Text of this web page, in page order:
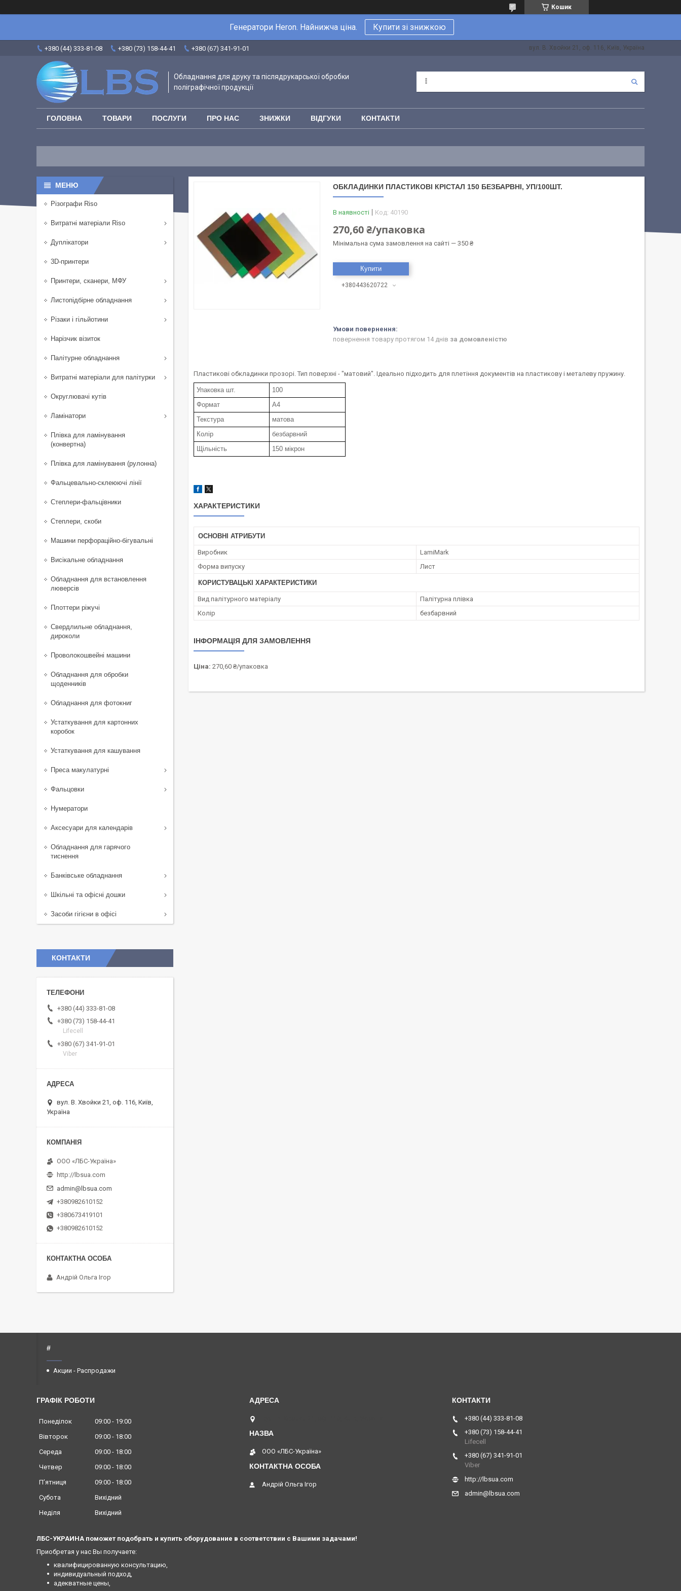
Кошик
Генератори Heron. Найнижча ціна. Купити зі знижкою
+380 (44) 333-81-08 +380 (73) 158-44-41 +380 (67) 341-91-01 вул. В. Хвойки 21, оф. 116, Київ, Україна
Обладнання для друку та післядрукарської обробки
поліграфічної продукції
ГОЛОВНА ТОВАРИ ПОСЛУГИ ПРО НАС ЗНИЖКИ ВІДГУКИ КОНТАКТИ
ОБКЛАДИНКИ ПЛАСТИКОВІ КРІСТАЛ 150 БЕЗБАРВНІ, УП/100ШТ.
В наявності Код: 40190
270,60 ₴/упаковка
Мінімальна сума замовлення на сайті — 350 ₴
Купити
+380443620722
повернення товару протягом 14 днів за домовленістю
Пластикові обкладинки прозорі. Тип поверхні - "матовий". Ідеально підходить для плетіння документів на пластикову і металеву пружину.
Упаковка шт.
100
Формат
А4
Текстура
матова
Колір
безбарвний
Щільність
150 мікрон
ХАРАКТЕРИСТИКИ
ОСНОВНІ АТРИБУТИ
Виробник
LamiMark
Форма випуску
Лист
КОРИСТУВАЦЬКІ ХАРАКТЕРИСТИКИ
Вид палітурного матеріалу
Палітурна плівка
Колір
безбарвний
ІНФОРМАЦІЯ ДЛЯ ЗАМОВЛЕННЯ
Ціна: 270,60 ₴/упаковка
Різографи Riso
Витратні матеріали Riso
Дуплікатори
3D-принтери
Принтери, сканери, МФУ
Листопідбірне обладнання
Різаки і гільйотини
Нарізчик візиток
Палітурне обладнання
Витратні матеріали для палітурки
Округлювачі кутів
Ламінатори
Плівка для ламінування
(конвертна)
Плівка для ламінування (рулонна)
Фальцевально-склеюючі лінії
Степлери-фальцівники
Степлери, скоби
Машини перфораційно-бігувальні
Висікальне обладнання
Обладнання для встановлення
люверсів
Плоттери ріжучі
Свердлильне обладнання,
дироколи
Проволокошвейні машини
Обладнання для обробки
щоденників
Обладнання для фотокниг
Устаткування для картонних
коробок
Устаткування для кашування
Преса макулатурні
Фальцовки
Нумератори
Аксесуари для календарів
Обладнання для гарячого
тиснення
Банківське обладнання
Шкільні та офісні дошки
Засоби гігієни в офісі
КОНТАКТИ
+380 (44) 333-81-08
+380 (73) 158-44-41
Lifecell
+380 (67) 341-91-01
Viber
вул. В. Хвойки 21, оф. 116, Київ,
Україна
ООО «ЛБС-Україна»
http://lbsua.com
admin@lbsua.com
+380982610152
+380673419101
+380982610152
Андрій Ольга Ігор
#
Акции - Распродажи
ГРАФІК РОБОТИ
Понеділок 09:00
19:00
Вівторок
09:00
18:00
Середа
09:00
18:00
Четвер
09:00
18:00
Пʼятниця
09:00
18:00
Субота
Вихідний
Неділя
Вихідний
ООО «ЛБС-Україна»
Андрій Ольга Ігор
+380 (44) 333-81-08
+380 (73) 158-44-41
Lifecell
+380 (67) 341-91-01
Viber
http://lbsua.com
admin@lbsua.com
ЛБС-УКРАИНА поможет подобрать и купить оборудование в соответствии с Вашими задачами!
Приобретая у нас Вы получаете:
квалифицированную консультацию,
индивидуальный подход,
адекватные цены,